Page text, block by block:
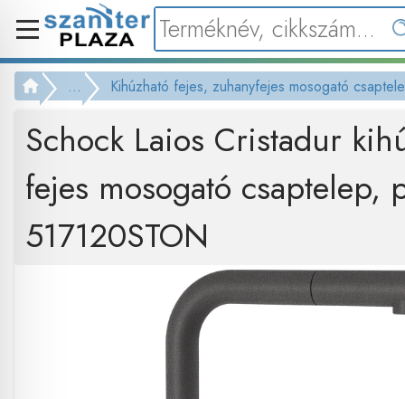
... Kihúzható fejes, zuhanyfejes mosogató
Schock Laios Cristadur
fejes mosogató csaptelep,
517120STON